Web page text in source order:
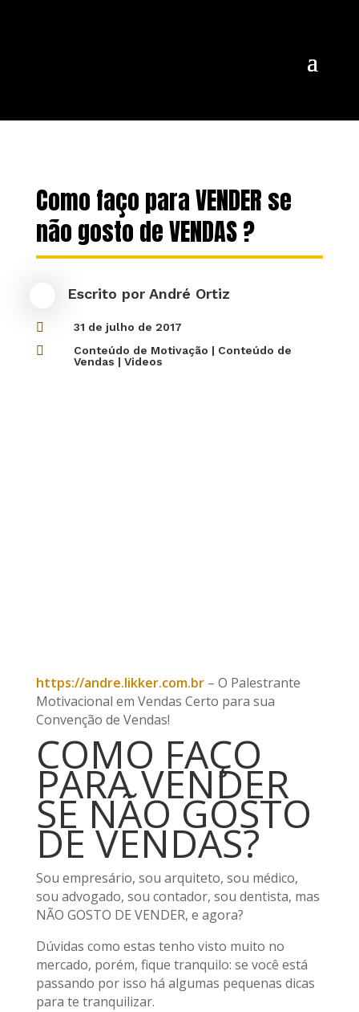
Como faço para VENDER se
não gosto de VENDAS ?
Escrito por André Ortiz
 31 de julho de 2017
 Conteúdo de Motivação | Conteúdo de
Vendas | Videos
https://andre.likker.com.br– O Palestrante
Motivacional em Vendas Certo para sua
Convenção de Vendas!
COMO FAÇO
PARA VENDER
SE NÃO GOSTO
DE VENDAS?
Sou empresário, sou arquiteto, sou médico,
sou advogado, sou contador, sou dentista, mas
NÃO GOSTO DE VENDER, e agora?
Dúvidas como estas tenho visto muito no
mercado, porém, fique tranquilo: se você está
passando por isso há algumas pequenas dicas
para te tranquilizar.